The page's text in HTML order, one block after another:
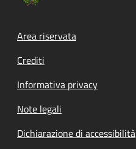
Footer menu
Area riservata
Crediti
Informativa privacy
Note legali
Dichiarazione di accessibilità